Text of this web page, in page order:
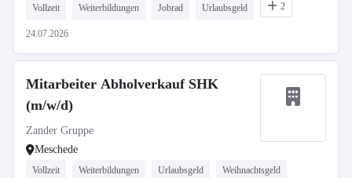
Vollzeit Weiterbildungen Jobrad Urlaubsgeld 2
24.07.2026
Mitarbeiter Abholverkauf SHK
(m/w/d)
Zander Gruppe
Meschede
Vollzeit Weiterbildungen Urlaubsgeld Weihnachtsgeld